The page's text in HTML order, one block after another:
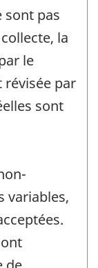
sont pas
la
le
révisée par
sont
variables,